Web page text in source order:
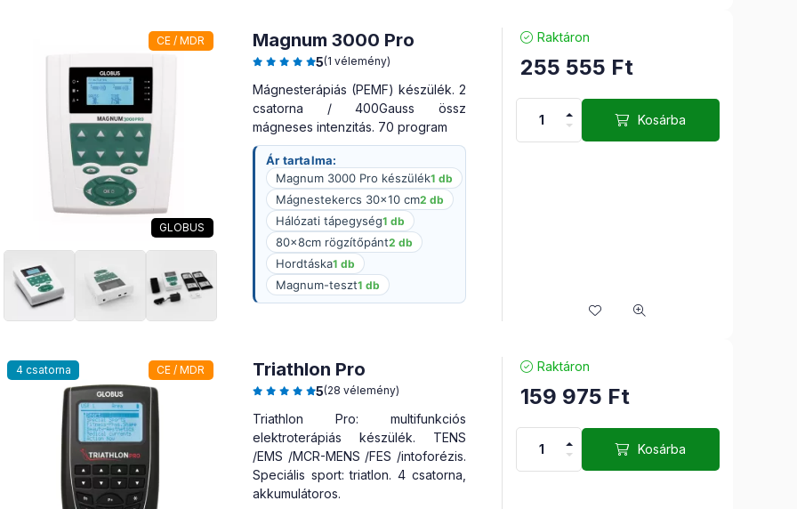
CE / MDR
GLOBUS
Magnum 3000 Pro
5(1 vélemény)
Mágnesterápiás (PEMF) készülék. 2
csatorna / 400Gauss össz
mágneses intenzitás. 70 program
Ár tartalma:
Magnum 3000 Pro készülék1 db
Mágnestekercs 30×10 cm2 db
Hálózati tápegység1 db
80x8cm rögzítőpánt2 db
Hordtáska1 db
Magnum-teszt1 db
Raktáron
255 555 Ft
Kosárba
4 csatorna CE / MDR Triathlon Pro
5(28 vélemény)
Triathlon Pro: multifunkciós
elektroterápiás készülék. TENS
/EMS /MCR-MENS /FES /intoforézis.
Speciális sport: triatlon. 4 csatorna,
akkumulátoros.
Raktáron
159 975 Ft
Kosárba